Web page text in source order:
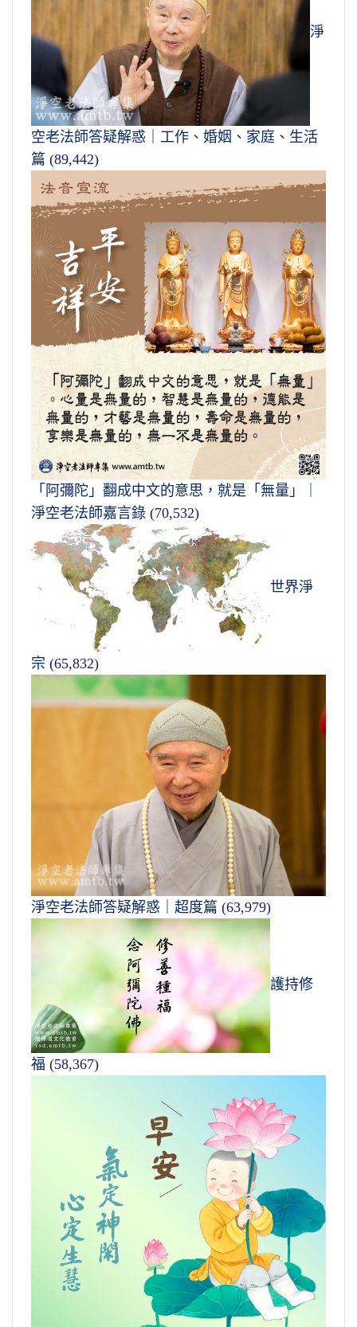
淨
空老法師答疑解惑｜工作、婚姻、家庭、生活
篇 (89,442)
「阿彌陀」翻成中文的意思，就是「無量」｜
淨空老法師嘉言錄 (70,532)
世界淨
宗 (65,832)
淨空老法師答疑解惑｜超度篇 (63,979)
護持修
福 (58,367)